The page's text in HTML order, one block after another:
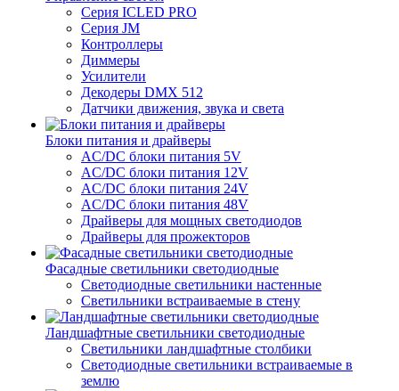
Серия ICLED PRO
Серия JM
Контроллеры
Диммеры
Усилители
Декодеры DMX 512
Датчики движения, звука и света
Блоки питания и драйверы
AC/DC блоки питания 5V
AC/DC блоки питания 12V
AC/DC блоки питания 24V
AC/DC блоки питания 48V
Драйверы для мощных светодиодов
Драйверы для прожекторов
Фасадные светильники светодиодные
Светодиодные светильники настенные
Светильники встраиваемые в стену
Ландшафтные светильники светодиодные
Светильники ландшафтные столбики
Светодиодные светильники встраиваемые в
землю